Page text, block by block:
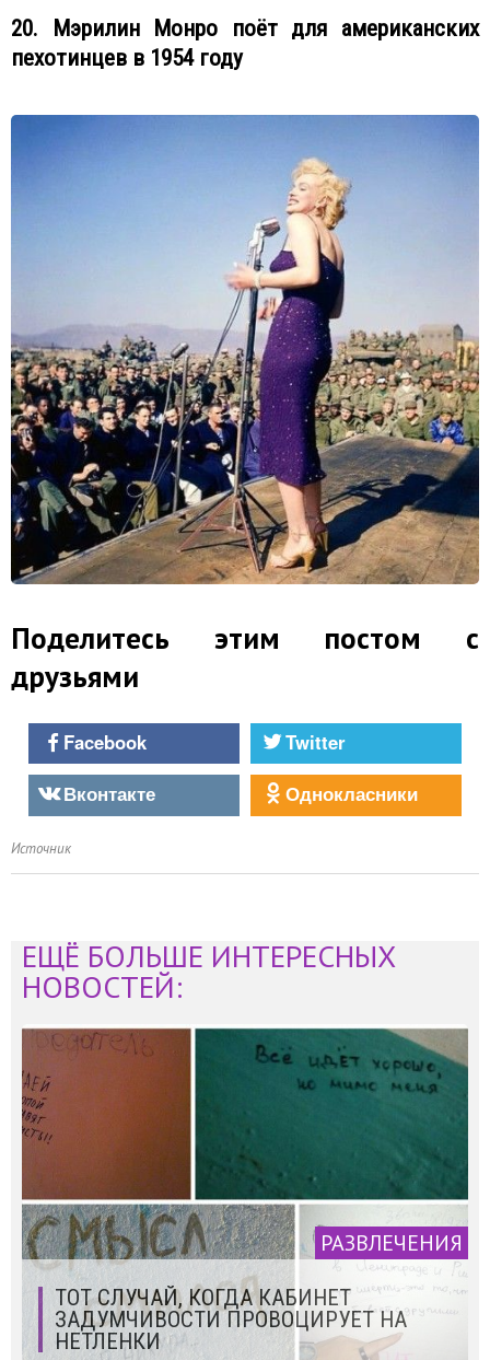
20. Мэрилин Монро поёт для американских
пехотинцев в 1954 году
Поделитесь этим постом с
друзьями
Facebook
Twitter
Вконтакте
Однокласники
Источник
ЕЩЁ БОЛЬШЕ ИНТЕРЕСНЫХ
НОВОСТЕЙ:
РАЗВЛЕЧЕНИЯ
ТОТ СЛУЧАЙ, КОГДА КАБИНЕТ
ЗАДУМЧИВОСТИ ПРОВОЦИРУЕТ НА
НЕТЛЕНКИ